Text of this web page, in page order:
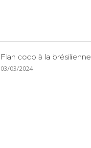
Flan coco à la brésilienne
03/03/2024